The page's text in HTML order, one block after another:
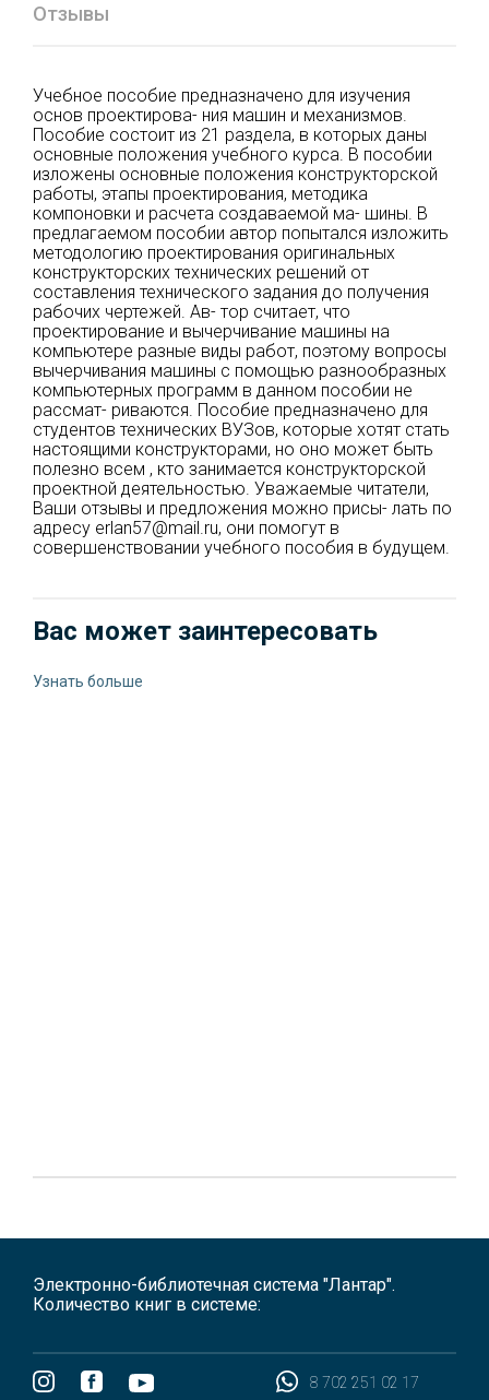
Отзывы
Учебное пособие предназначено для изучения
основ проектирова- ния машин и механизмов.
Пособие состоит из 21 раздела, в которых даны
основные положения учебного курса. В пособии
изложены основные положения конструкторской
работы, этапы проектирования, методика
компоновки и расчета создаваемой ма- шины. В
предлагаемом пособии автор попытался изложить
методологию проектирования оригинальных
конструкторских технических решений от
составления технического задания до получения
рабочих чертежей. Ав- тор считает, что
проектирование и вычерчивание машины на
компьютере разные виды работ, поэтому вопросы
вычерчивания машины с помощью разнообразных
компьютерных программ в данном пособии не
рассмат- риваются. Пособие предназначено для
студентов технических ВУЗов, которые хотят стать
настоящими конструкторами, но оно может быть
полезно всем , кто занимается конструкторской
проектной деятельностью. Уважаемые читатели,
Ваши отзывы и предложения можно присы- лать по
адресу erlan57@mail.ru, они помогут в
совершенствовании учебного пособия в будущем.
Вас может заинтересовать
Узнать больше
Электронно-библиотечная система "Лантар".
Количество книг в системе:
8 702 251 02 17